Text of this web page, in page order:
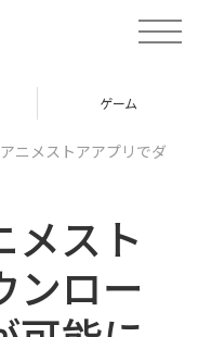
t
o
a
v
ゲーム
ニメストアアプリでダ
スト
ンロー